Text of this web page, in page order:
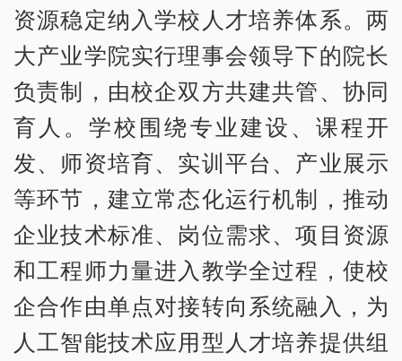
资源稳定纳入学校人才培养体系。两
大产业学院实行理事会领导下的院长
负责制，由校企双方共建共管、协同
育人。学校围绕专业建设、课程开
发、师资培育、实训平台、产业展示
等环节，建立常态化运行机制，推动
企业技术标准、岗位需求、项目资源
和工程师力量进入教学全过程，使校
企合作由单点对接转向系统融入，为
人工智能技术应用型人才培养提供组